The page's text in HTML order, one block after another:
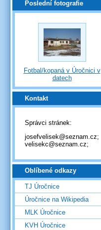
Poslední fotografie
Fotbal/kopaná v Úročnici v
datech
Kontakt
Správci stránek:
josefvelisek@seznam.cz;
velisekc@seznam.cz;
Oblíbené odkazy
TJ Úročnice
Úročnice na Wikipedia
MLK Úročnice
KVH Úročnice